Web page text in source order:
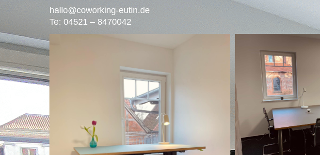
hallo@coworking-eutin.de
Te: 04521 – 8470042